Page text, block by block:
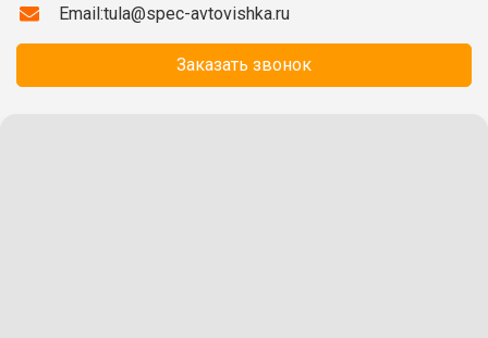
Email:tula@spec-avtovishka.ru
Заказать звонок